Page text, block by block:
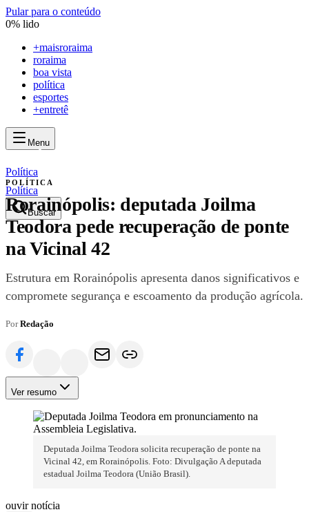
Pular para o conteúdo
0% lido
+maisroraima
roraima
boa vista
política
esportes
+entretê
Menu
maisroraima
mais
Política
Buscar
Política
POLÍTICA
Rorainópolis: deputada Joilma
Teodora pede recuperação de ponte
na Vicinal 42
Estrutura em Rorainópolis apresenta danos significativos e
compromete segurança e escoamento da produção agrícola.
PorRedação
Ver resumo
Deputada Joilma Teodora solicita recuperação de ponte na
Vicinal 42, em Rorainópolis. Foto: Divulgação A deputada
estadual Joilma Teodora (União Brasil).
ouvir notícia